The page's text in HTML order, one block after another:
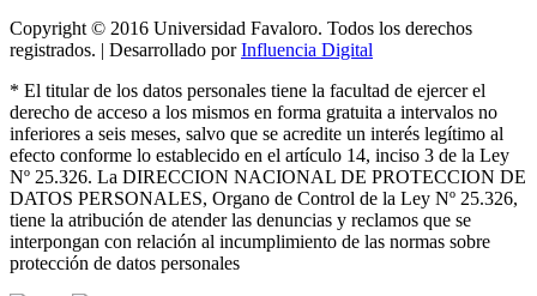
Copyright © 2016 Universidad Favaloro. Todos los derechos
registrados. | Desarrollado porInfluencia Digital
* El titular de los datos personales tiene la facultad de ejercer el
derecho de acceso a los mismos en forma gratuita a intervalos no
inferiores a seis meses, salvo que se acredite un interés legítimo al
efecto conforme lo establecido en el artículo 14, inciso 3 de la Ley
Nº 25.326. La DIRECCION NACIONAL DE PROTECCION DE
DATOS PERSONALES, Organo de Control de la Ley Nº 25.326,
tiene la atribución de atender las denuncias y reclamos que se
interpongan con relación al incumplimiento de las normas sobre
protección de datos personales